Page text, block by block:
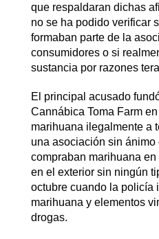
que respaldaran dichas
no se ha podido verificar
formaban parte de la
consumidores o si
sustancia por razones
El principal acusado
Cannábica Toma Farm
marihuana ilegalmente a
una asociación sin
compraban marihuana
en el exterior sin ningún
octubre cuando la policía
marihuana y elementos
drogas.